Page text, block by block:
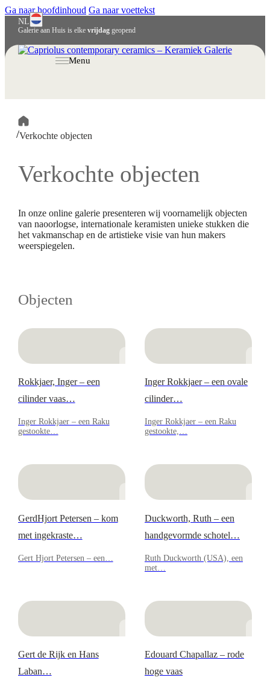
Ga naar hoofdinhoud Ga naar voettekst
Galerie aan Huis is elke vrijdaggeopend
NL
Deutsch
Menu
/Verkochte objecten
Verkochte objecten
In onze online galerie presenteren wij voornamelijk objecten
van naoorlogse, internationale keramisten unieke stukken die
het vakmanschap en de artistieke visie van hun makers
weerspiegelen.
Objecten
Rokkjaer, Inger – een
cilinder vaas…
Inger Rokkjaer – een Raku
gestookte…
Inger Rokkjaer – een ovale
cilinder…
Inger Rokkjaer – een Raku
gestookte,…
GerdHjort Petersen – kom
met ingekraste…
Gert Hjort Petersen – een…
Duckworth, Ruth – een
handgevormde schotel…
Ruth Duckworth (USA), een
met…
Gert de Rijk en Hans
Laban…
Edouard Chapallaz – rode
hoge vaas